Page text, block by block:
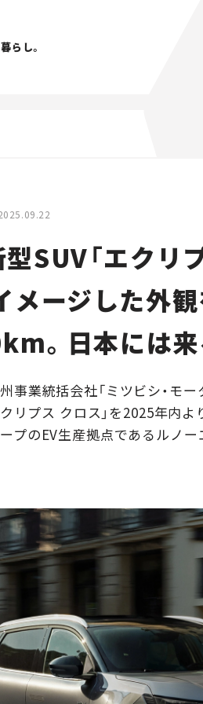
らし。
SUV「エクリ
メージした外
。日本には来
事業統括会社「ミツビシ・モー
クリプス クロス」を2025年内
プのEV生産拠点であるルノ